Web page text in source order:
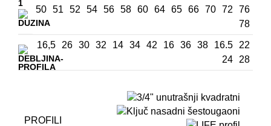
50 51 52 54 56 58 60 64 65 66 70 72
76
78
16,5 26 30 32 14 34 42 16 36 38 16.5
22
24
28
PROFILI